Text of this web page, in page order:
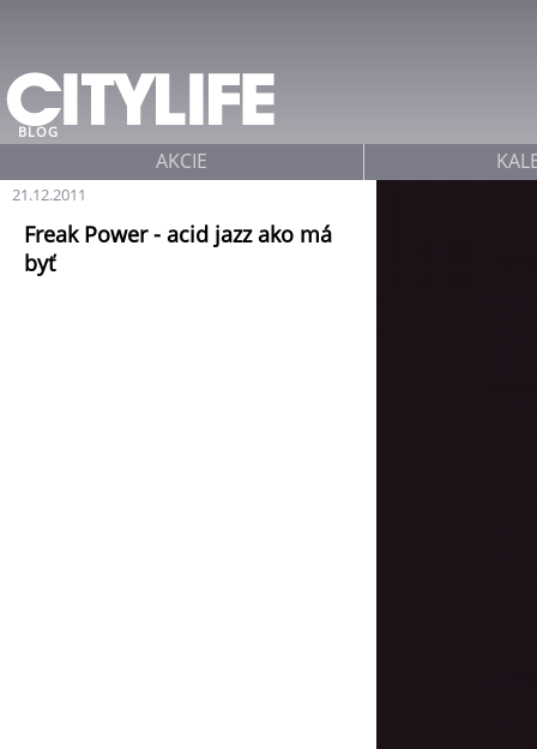
21.12.2011
BLOG
Freak Power - acid jazz ako má
byť
AKCIE